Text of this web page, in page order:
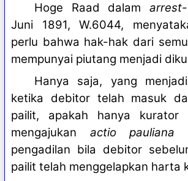
Hoge Raad dalamarrest
Juni 1891, W.6044,
perlu bahwa hak-hak dari
mempunyai piutang menjadi
Hanya saja, yang
ketika debitor telah masuk
pailit, apakah hanya kurator
mengajukan actio pauliana
pengadilan bila debitor
pailit telah menggelapkan harta